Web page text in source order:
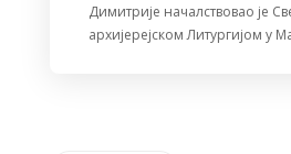
Димитрије началствовао је
архијерејском Литургијом у